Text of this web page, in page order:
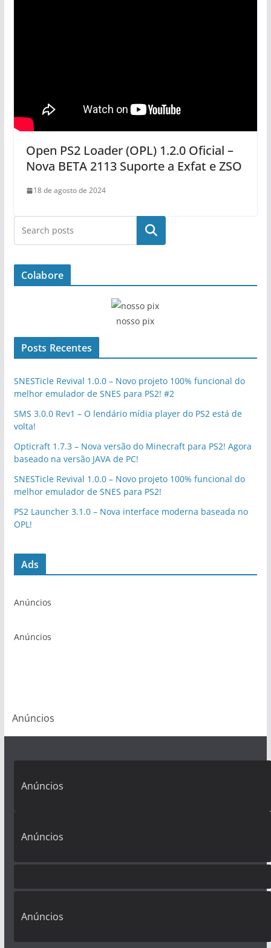
Open PS2 Loader (OPL) 1.2.0 Oficial –
Nova BETA 2113 Suporte a Exfat e ZSO
18 de agosto de 2024
Pesquisar
Colabore
nosso pix
Posts Recentes
SNESTicle Revival 1.0.0 – Novo projeto 100% funcional do
melhor emulador de SNES para PS2! #2
SMS 3.0.0 Rev1 – O lendário mídia player do PS2 está de
volta!
Opticraft 1.7.3 – Nova versão do Minecraft para PS2! Agora
baseado na versão JAVA de PC!
SNESTicle Revival 1.0.0 – Novo projeto 100% funcional do
melhor emulador de SNES para PS2!
PS2 Launcher 3.1.0 – Nova interface moderna baseada no
OPL!
Ads
Anúncios
Anúncios
Anúncios
Anúncios
Anúncios
Anúncios